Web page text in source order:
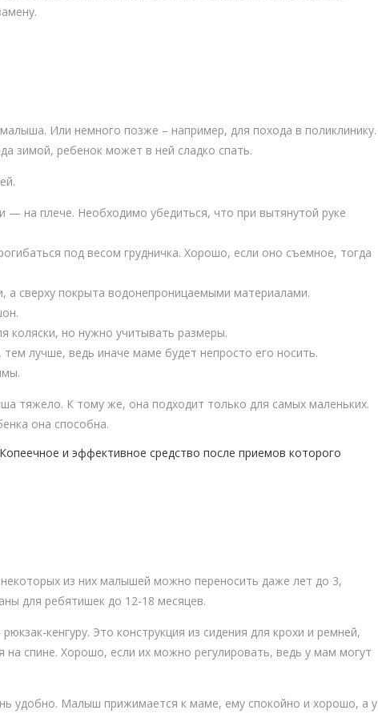
Или немного позже – например, для похода в поликлинику.
зимой, ребенок может в ней сладко спать.
— на плече. Необходимо убедиться, что при вытянутой руке
под весом грудничка. Хорошо, если оно съемное, тогда
а сверху покрыта водонепроницаемыми материалами.
коляски, но нужно учитывать размеры.
лучше, ведь иначе маме будет непросто его носить.
тяжело. К тому же, она подходит только для самых маленьких.
она способна.
и эффективное средство после приемов которого
из них малышей можно переносить даже лет до 3,
для ребятишек до 12-18 месяцев.
кенгуру. Это конструкция из сидения для крохи и ремней,
спине. Хорошо, если их можно регулировать, ведь у мам могут
удобно. Малыш прижимается к маме, ему спокойно и хорошо, а у